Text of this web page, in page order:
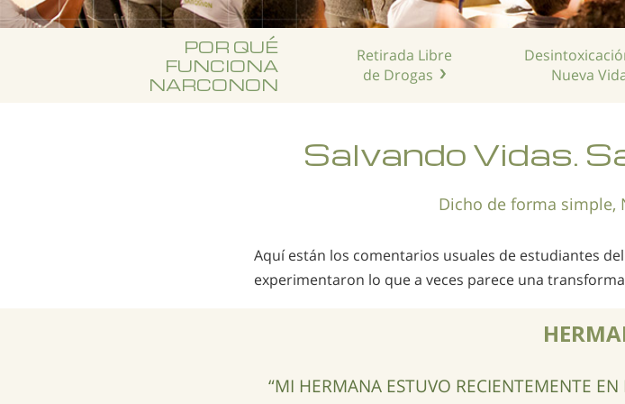
POR QUÉ
FUNCIONA
NARCONON
Retirada Libre
de Drogas
Nueva
Salvando Vidas.
Dicho de forma simple,
Aquí están los comentarios usuales de estudiantes
experimentaron lo que a veces parece una
“MI HERMANA ESTUVO RECIENTEMENTE